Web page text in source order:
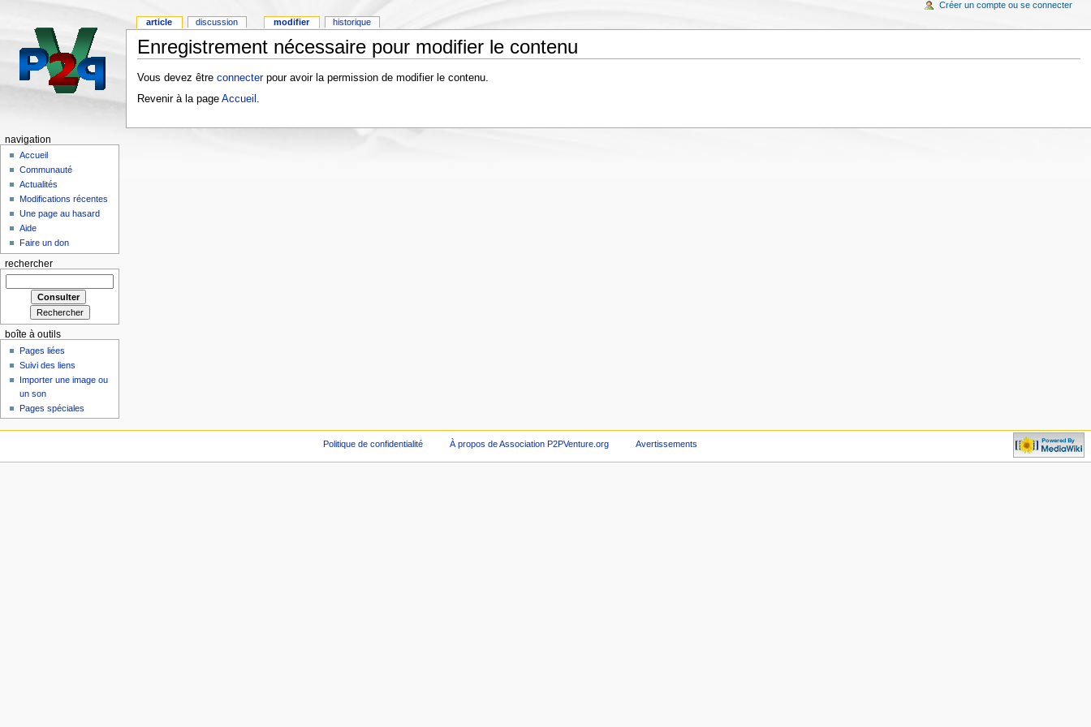
Enregistrement nécessaire pour modifier le contenu
Vous devez être connecterpour avoir la permission de modifier le contenu.
Revenir à la page Accueil
article discussion modifier historique
Créer un compte ou se connecter
navigation
Accueil
Communauté
Actualités
Modifications récentes
Une page au hasard
Aide
Faire un don
rechercher
boîte à outils
Pages liées
Suivi des liens
Importer une image ou
un son
Pages spéciales
Politique de confidentialité À propos de Association P2PVenture.org Avertissements